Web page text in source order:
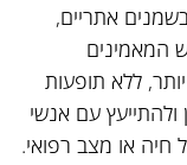
אתריים,
המאמינים
ללא תופעות
ולהתייעץ עם אנשי
חיה או מצב רפואי.